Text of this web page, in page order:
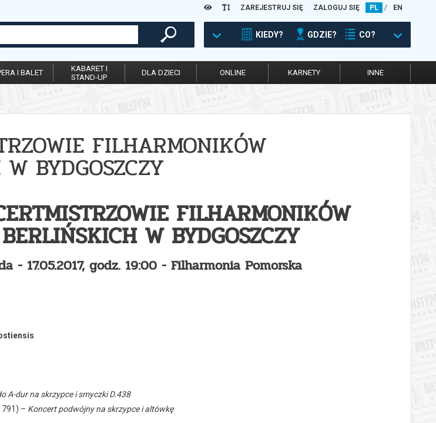
ZAREJESTRUJ SIĘ ZALOGUJ SIĘ PL / EN
KIEDY? GDZIE? CO?
I BALET
KABARET I
STAND-UP
DLA DZIECI ONLINE KARNETY INNE
FILHARMONIKÓW
BYDGOSZCZY
FILHARMONIKÓW
BERLIŃSKICH W BYDGOSZCZY
- 17.05.2017, godz. 19:00 - Filharmonia Pomorska
A-dur na skrzypce i smyczki D.438
– Koncert podwójny na skrzypce i altówkę